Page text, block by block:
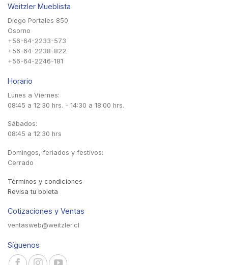
Weitzler Mueblista
Diego Portales 850
Osorno
+56-64-2233-573
+56-64-2238-822
+56-64-2246-181
Horario
Lunes a Viernes:
08:45 a 12:30 hrs. - 14:30 a 18:00 hrs.
Sábados:
08:45 a 12:30 hrs
Domingos, feriados y festivos:
Cerrado
Términos y condiciones
Revisa tu boleta
Cotizaciones y Ventas
ventasweb@weitzler.cl
Síguenos